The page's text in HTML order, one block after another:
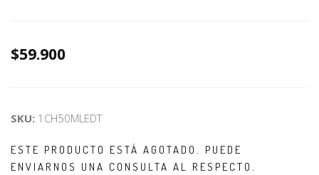
$59.900
SKU: 1CH50MLEDT
ESTE PRODUCTO ESTÁ AGOTADO. PUEDE
ENVIARNOS UNA CONSULTA AL RESPECTO.